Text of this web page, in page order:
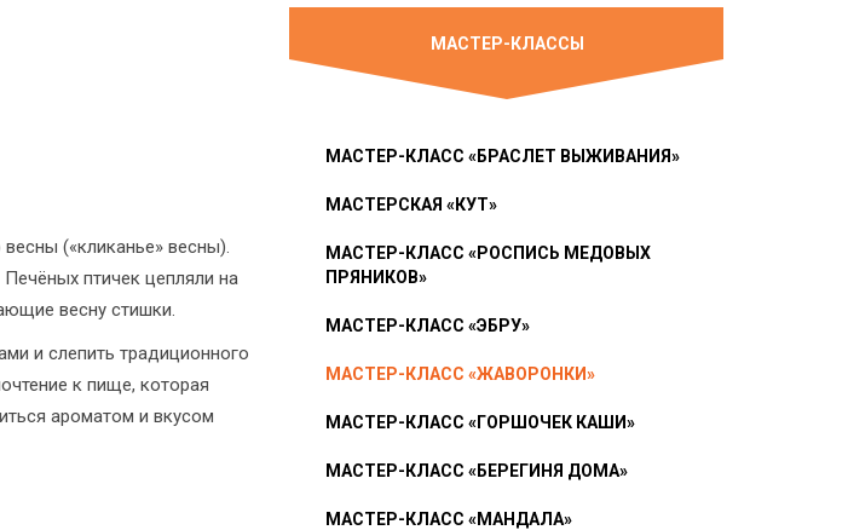
(«кликанье» весны).
птичек цепляли на
весну стишки.
и слепить традиционного
к пище, которая
ароматом и вкусом
МАСТЕР-КЛАССЫ
МАСТЕР-КЛАСС «БРАСЛЕТ ВЫЖИВАНИЯ»
МАСТЕРСКАЯ «КУТ»
МАСТЕР-КЛАСС «РОСПИСЬ МЕДОВЫХ
ПРЯНИКОВ»
МАСТЕР-КЛАСС «ЭБРУ»
МАСТЕР-КЛАСС «ЖАВОРОНКИ»
МАСТЕР-КЛАСС «ГОРШОЧЕК КАШИ»
МАСТЕР-КЛАСС «БЕРЕГИНЯ ДОМА»
МАСТЕР-КЛАСС «МАНДАЛА»